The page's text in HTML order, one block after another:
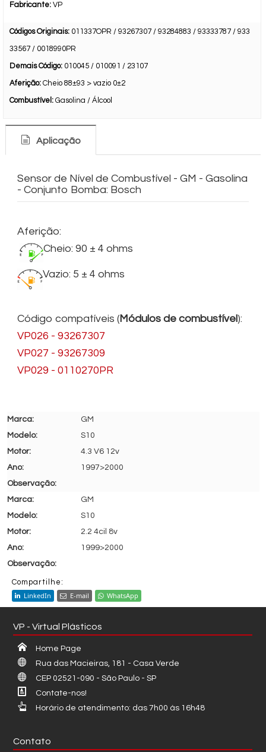
Fabricante: VP
Códigos Originais: 011337OPR / 93267307 / 93284883 / 93333787 / 933
33567 / 0018990PR
Demais Código: 010045 / 010091 / 23107
Aferição: Cheio 88±93 > vazio 0±2
Combustível: Gasolina / Álcool
Aplicação
Sensor de Nível de Combustível - GM - Gasolina
- Conjunto Bomba: Bosch
Aferição:
Cheio: 90 ± 4 ohms
Vazio: 5 ± 4 ohms
Código compatíveis (Módulos de combustível):
VP026 - 93267307
VP027 - 93267309
VP029 - 0110270PR
GM
S10
4.3 V6 12v
1997>2000
GM
S10
2.2 4cil 8v
1999>2000
Compartilhe:
LinkedIn E-mail WhatsApp
VP - Virtual Plásticos
Home Page
Rua das Macieiras, 181 - Casa Verde
CEP 02521-090 - São Paulo - SP
Contate-nos!
Horário de atendimento: das 7h00 às 16h48
Contato